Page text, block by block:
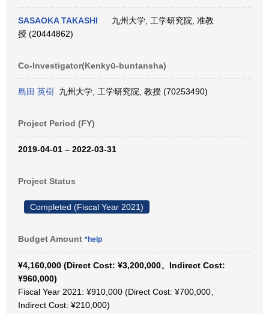
SASAOKA TAKASHI
九州大学, 工学研究院, 准教
授 (20444862)
Co-Investigator(Kenkyū-buntansha)
島田 英樹 九州大学, 工学研究院, 教授 (70253490)
Project Period (FY)
2019-04-01 – 2022-03-31
Project Status
Completed (Fiscal Year 2021)
Budget Amount *help
¥4,160,000 (Direct Cost: ¥3,200,000、Indirect Cost:
¥960,000)
Fiscal Year 2021: ¥910,000 (Direct Cost: ¥700,000、
Indirect Cost: ¥210,000)